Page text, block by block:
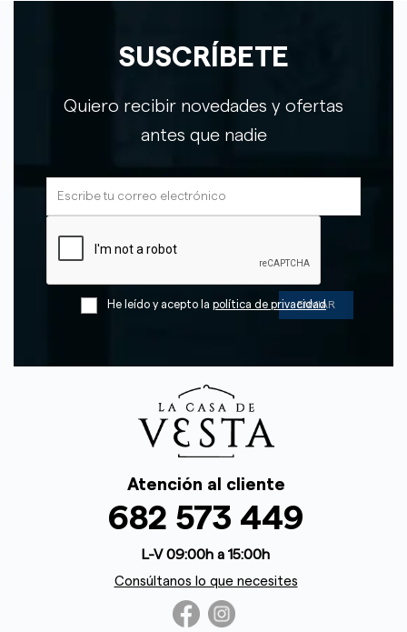
SUSCRÍBETE
Quiero recibir novedades y ofertas
antes que nadie
He leído y acepto la política de privacidad
Atención al cliente
682 573 449
L-V 09:00h a 15:00h
Consúltanos lo que necesites